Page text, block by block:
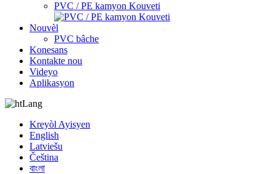
PVC / PE kamyon Kouveti
Nouvèl
PVC bâche
Konesans
Kontakte nou
Videyo
Aplikasyon
Lang
Kreyòl Ayisyen
English
Latviešu
Čeština
বাংলা